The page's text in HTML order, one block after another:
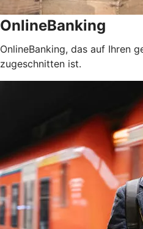
OnlineBanking
OnlineBanking, das auf Ihren
zugeschnitten ist.